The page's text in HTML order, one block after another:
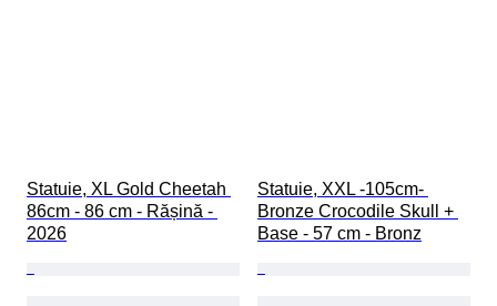
Statuie, XL Gold Cheetah
86cm - 86 cm - Rășină -
2026
Statuie, XXL -105cm-
Bronze Crocodile Skull +
Base - 57 cm - Bronz